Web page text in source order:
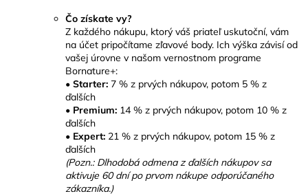
Čo získate vy?
Z každého nákupu, ktorý váš priateľ uskutoční, vám
na účet pripočítame zľavové body. Ich výška závisí od
vašej úrovne v našom vernostnom programe
Bornature+:
• Starter: 7 % z prvých nákupov, potom 5 % z
ďalších
• Premium: 14 % z prvých nákupov, potom 10 % z
ďalších
• Expert: 21 % z prvých nákupov, potom 15 % z
ďalších
(Pozn.: Dlhodobá odmena z ďalších nákupov sa
aktivuje 60 dní po prvom nákupe odporúčaného
zákazníka.)